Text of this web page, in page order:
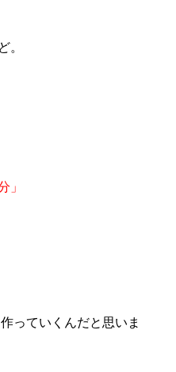
。
」
っていくんだと思いま